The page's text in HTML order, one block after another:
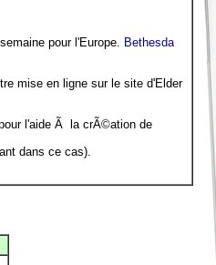
pour l'Europe. Bethesda
mise en ligne sur le site d'Elder
l'aide Ã la crÃ©ation de
dans ce cas).